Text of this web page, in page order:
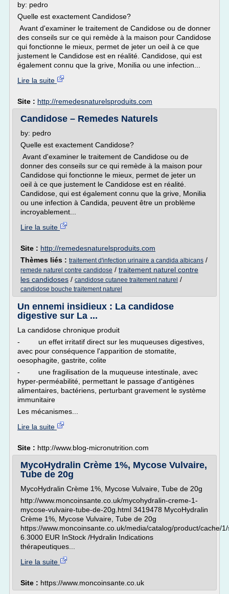
by: pedro
Quelle est exactement Candidose?
Avant d'examiner le traitement de Candidose ou de donner
des conseils sur ce qui remède à la maison pour Candidose
qui fonctionne le mieux, permet de jeter un oeil à ce que
justement le Candidose est en réalité. Candidose, qui est
également connu que la grive, Monilia ou une infection...
Lire la suite
Site : http://remedesnaturelsproduits.com
Candidose – Remedes Naturels
by: pedro
Quelle est exactement Candidose?
Avant d'examiner le traitement de Candidose ou de
donner des conseils sur ce qui remède à la maison pour
Candidose qui fonctionne le mieux, permet de jeter un
oeil à ce que justement le Candidose est en réalité.
Candidose, qui est également connu que la grive, Monilia
ou une infection à Candida, peuvent être un problème
incroyablement...
Lire la suite
Site : http://remedesnaturelsproduits.com
Thèmes liés : traitement d'infection urinaire a candida albicans /
remede naturel contre candidose / traitement naturel contre
les candidoses / candidose cutanee traitement naturel /
candidose bouche traitement naturel
Un ennemi insidieux : La candidose
digestive sur La ...
La candidose chronique produit
- un effet irritatif direct sur les muqueuses digestives,
avec pour conséquence l'apparition de stomatite,
oesophagite, gastrite, colite
- une fragilisation de la muqueuse intestinale, avec
hyper-perméabilité, permettant le passage d'antigènes
alimentaires, bactériens, perturbant gravement le système
immunitaire
Les mécanismes...
Lire la suite
Site : http://www.blog-micronutrition.com
MycoHydralin Crème 1%, Mycose Vulvaire,
Tube de 20g
MycoHydralin Crème 1%, Mycose Vulvaire, Tube de 20g
http://www.moncoinsante.co.uk/mycohydralin-creme-1-
mycose-vulvaire-tube-de-20g.html 3419478 MycoHydralin
Crème 1%, Mycose Vulvaire, Tube de 20g
https://www.moncoinsante.co.uk/media/catalog/product/
6.3000 EUR InStock /Hydralin Indications
thérapeutiques...
Lire la suite
Site : https://www.moncoinsante.co.uk